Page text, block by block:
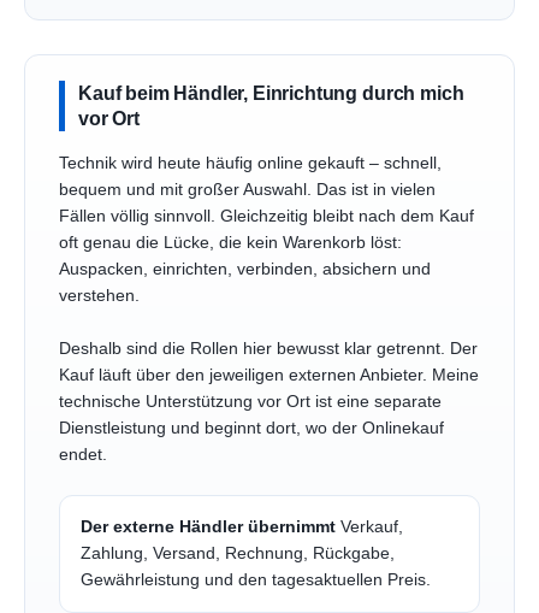
Kauf beim Händler, Einrichtung durch mich
vor Ort
Technik wird heute häufig online gekauft – schnell,
bequem und mit großer Auswahl. Das ist in vielen
Fällen völlig sinnvoll. Gleichzeitig bleibt nach dem Kauf
oft genau die Lücke, die kein Warenkorb löst:
Auspacken, einrichten, verbinden, absichern und
verstehen.
Deshalb sind die Rollen hier bewusst klar getrennt. Der
Kauf läuft über den jeweiligen externen Anbieter. Meine
technische Unterstützung vor Ort ist eine separate
Dienstleistung und beginnt dort, wo der Onlinekauf
endet.
Der externe Händler übernimmt Verkauf,
Zahlung, Versand, Rechnung, Rückgabe,
Gewährleistung und den tagesaktuellen Preis.